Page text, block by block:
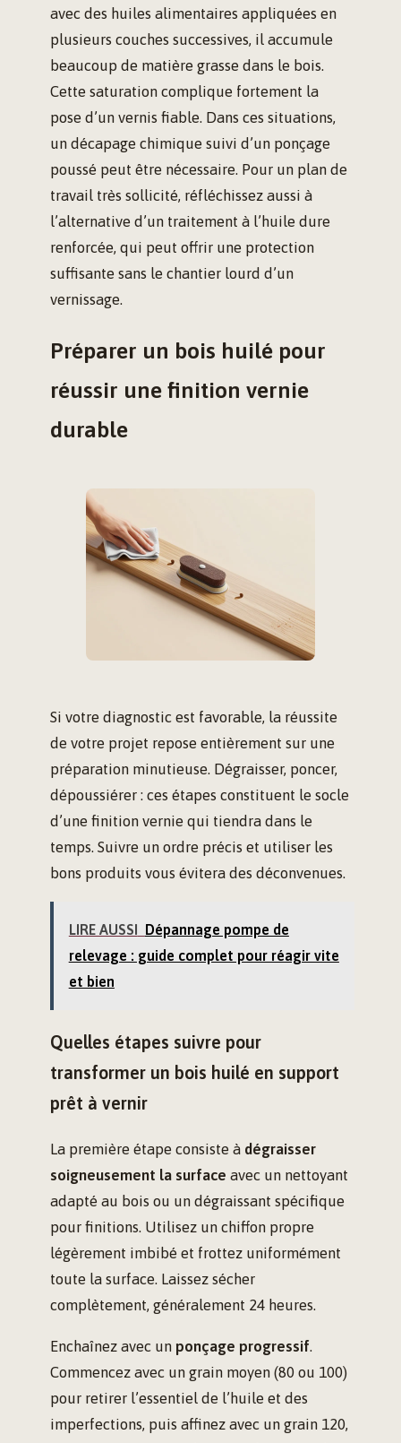
avec des huiles alimentaires appliquées en
plusieurs couches successives, il accumule
beaucoup de matière grasse dans le bois.
Cette saturation complique fortement la
pose d’un vernis fiable. Dans ces situations,
un décapage chimique suivi d’un ponçage
poussé peut être nécessaire. Pour un plan de
travail très sollicité, réfléchissez aussi à
l’alternative d’un traitement à l’huile dure
renforcée, qui peut offrir une protection
suffisante sans le chantier lourd d’un
vernissage.
Préparer un bois huilé pour
réussir une finition vernie
durable
Si votre diagnostic est favorable, la réussite
de votre projet repose entièrement sur une
préparation minutieuse. Dégraisser, poncer,
dépoussiérer : ces étapes constituent le socle
d’une finition vernie qui tiendra dans le
temps. Suivre un ordre précis et utiliser les
bons produits vous évitera des déconvenues.
LIRE AUSSI Dépannage pompe de
relevage : guide complet pour réagir vite
et bien
Quelles étapes suivre pour
transformer un bois huilé en support
prêt à vernir
La première étape consiste à dégraisser
soigneusement la surface avec un nettoyant
adapté au bois ou un dégraissant spécifique
pour finitions. Utilisez un chiffon propre
légèrement imbibé et frottez uniformément
toute la surface. Laissez sécher
complètement, généralement 24 heures.
Enchaînez avec un ponçage progressif.
Commencez avec un grain moyen (80 ou 100)
pour retirer l’essentiel de l’huile et des
imperfections, puis affinez avec un grain 120,